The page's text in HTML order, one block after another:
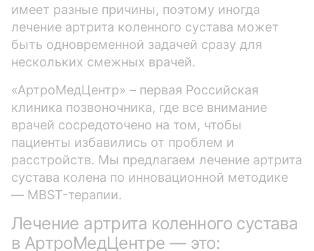
имеет разные причины, поэтому иногда
лечение артрита коленного сустава может
быть одновременной задачей сразу для
нескольких смежных врачей.
«АртроМедЦентр» – первая Российская
клиника позвоночника, где все внимание
врачей сосредоточено на том, чтобы
пациенты избавились от проблем и
расстройств. Мы предлагаем лечение артрита
сустава колена по инновационной методике
— MBST-терапии.
Лечение артрита коленного сустава
в АртроМедЦентре — это: